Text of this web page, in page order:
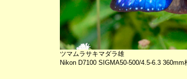
ツマムラサキマダラ雄
Nikon D7100 SIGMA50-500/4.5-6.3